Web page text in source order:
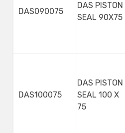
DAS090075
DAS PISTON
SEAL 90X75
DAS100075
DAS PISTON
SEAL 100 X
75